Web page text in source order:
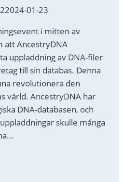
2024-01-23
i mitten av
att AncestryDNA
uppladdning av DNA-filer
till sin databas. Denna
revolutionera den
värld. AncestryDNA har
DNA-databasen, och
skulle många